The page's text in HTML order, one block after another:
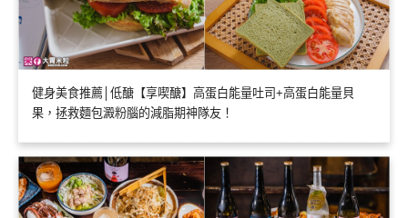
健身美食推薦│低醣【享喫醣】高蛋白能量吐司+高蛋白能量貝
果，拯救麵包澱粉腦的減脂期神隊友！